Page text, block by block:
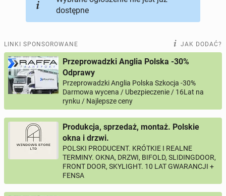
dostępne
LINKI SPONSOROWANE JAK DODAĆ?
Przeprowadzki Anglia Polska -30%
Odprawy
Przeprowadzki Anglia Polska Szkocja -30%
Darmowa wycena / Ubezpieczenie / 16Lat na
rynku / Najlepsze ceny
Produkcja, sprzedaż, montaż. Polskie
okna i drzwi.
POLSKI PRODUCENT. KRÓTKIE I REALNE
TERMINY. OKNA, DRZWI, BIFOLD, SLIDINGDOOR,
FRONT DOOR, SKYLIGHT. 10 LAT GWARANCJI +
FENSA